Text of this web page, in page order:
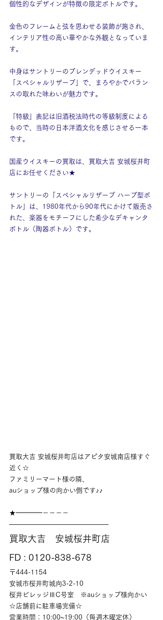
個性的なデザインが特徴の限定ボトルです。
金色のフレームと弦を思わせる装飾が施され、
インテリア性の高い華やかな外観となっていま
す。
中身はサントリーのブレンデッドウイスキー
「スペシャルリザーブ」で、まろやかでバラン
スの取れた味わいが魅力です。
「特級」表記は旧酒税法時代の等級制度による
もので、当時の日本洋酒文化を感じさせる一本
です。
国産ウイスキーの買取は、買取大吉 安城桜井町
店にお任せください★
サントリーの「スペシャルリザーブ ハープ型ボ
トル」は、1980年代から90年代にかけて販売さ
れた、楽器をモチーフにした希少なデキャンタ
ボトル（陶器ボトル）です。
買取大吉 安城桜井町店はアピタ安城南店様すぐ
近く☆
ファミリーマート様の隣、
auショップ様の向かい側です♪♪
★━━━━－－－－
———————————————
買取大吉　安城桜井町店
FD : 0120-838-678
〒444-1154
安城市桜井町城向3-2-10
桜井ビレッジⅢC号室　※auショップ様向かい
☆店舗前に駐車場完備☆
営業時間：10:00~19:00（毎週木曜定休）